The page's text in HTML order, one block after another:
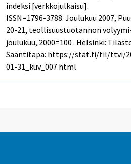
indeksi [verkkojulkaisu].
ISSN=1796-3788.Joulukuu 2007,
20-21, teollisuustuotannon
joulukuu, 2000=100 . Helsinki:
Saantitapa: https://stat.fi/til/ttvi/
01-31_kuv_007.html